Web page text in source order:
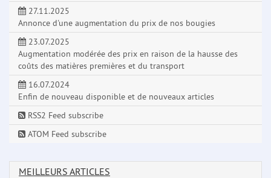
27.11.2025
Annonce d'une augmentation du prix de nos bougies
23.07.2025
Augmentation modérée des prix en raison de la hausse des
coûts des matières premières et du transport
16.07.2024
Enfin de nouveau disponible et de nouveaux articles
RSS2 Feed subscribe
ATOM Feed subscribe
MEILLEURS ARTICLES